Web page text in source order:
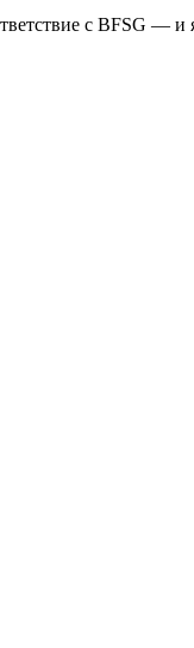
с BFSG — и